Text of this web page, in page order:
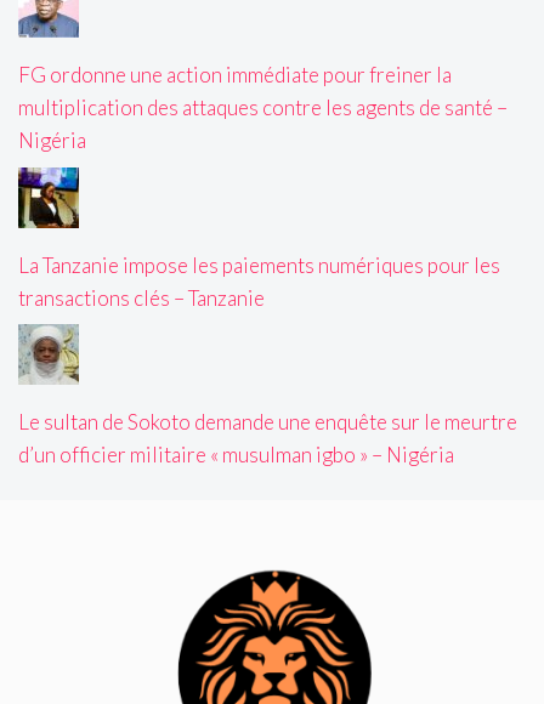
FG ordonne une action immédiate pour freiner la
multiplication des attaques contre les agents de santé –
Nigéria
La Tanzanie impose les paiements numériques pour les
transactions clés – Tanzanie
Le sultan de Sokoto demande une enquête sur le meurtre
d’un officier militaire « musulman igbo » – Nigéria